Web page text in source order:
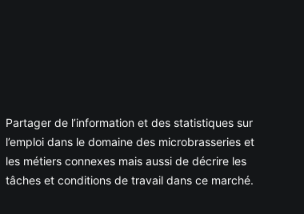
Partager de l’information et des statistiques sur
l’emploi dans le domaine des microbrasseries et
les métiers connexes mais aussi de décrire les
tâches et conditions de travail dans ce marché.